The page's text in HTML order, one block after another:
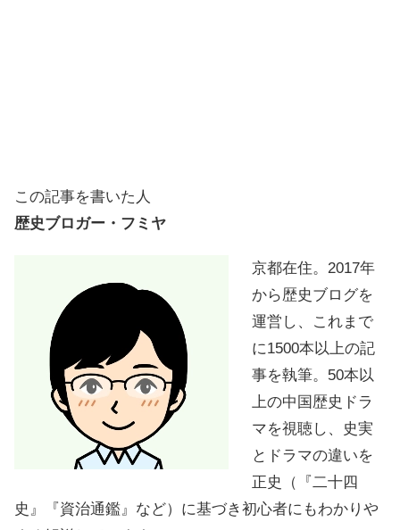
この記事を書いた人
歴史ブロガー・フミヤ
京都在住。2017年
から歴史ブログを
運営し、これまで
に1500本以上の記
事を執筆。50本以
上の中国歴史ドラ
マを視聴し、史実
とドラマの違いを
正史（『二十四
史』『資治通鑑』など）に基づき初心者にもわかりや